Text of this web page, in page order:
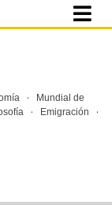
·
Mundial de
· Emigración ·